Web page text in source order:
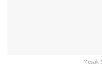
Mesak